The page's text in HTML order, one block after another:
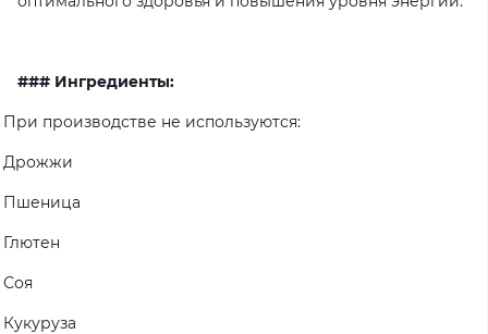
### Ингредиенты:
При производстве не используются:
Дрожжи
Пшеница
Глютен
Соя
Кукуруза